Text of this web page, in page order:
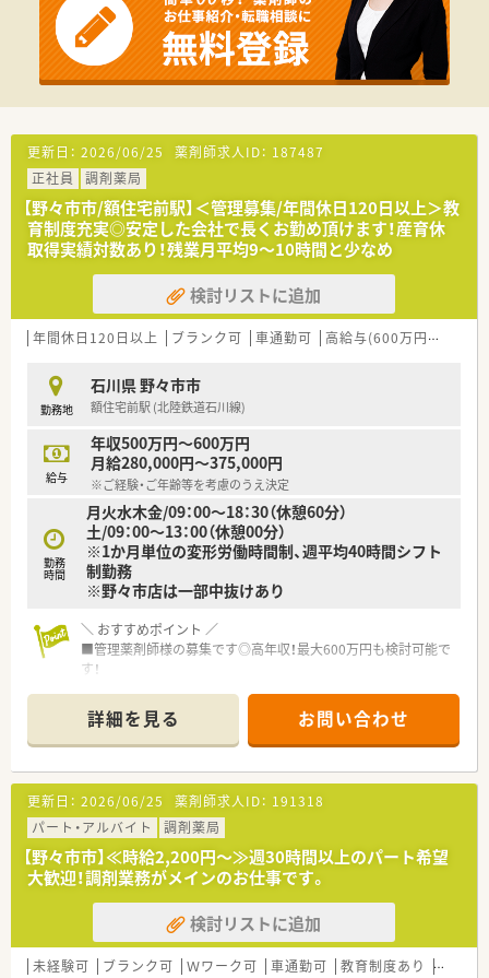
更新日： 2026/06/25 薬剤師求人ID： 187487
正社員
調剤薬局
【野々市市/額住宅前駅】＜管理募集/年間休日120日以上＞教
育制度充実◎安定した会社で長くお勤め頂けます！産育休
取得実績対数あり！残業月平均9～10時間と少なめ
検討リストに追加
年間休日120日以上 ブランク可 車通勤可 高給与(600万円以上)
勤務地
石川県 野々市市
額住宅前駅 (北陸鉄道石川線)
給与
年収500万円～600万円
月給280,000円～375,000円
※ご経験・ご年齢等を考慮のうえ決定
勤務
時間
月火水木金/09：00～18：30（休憩60分）
土/09：00～13：00（休憩00分）
※1か月単位の変形労働時間制、週平均40時間シフト
制勤務
※野々市店は一部中抜けあり
＼ おすすめポイント ／
■管理薬剤師様の募集です◎高年収！最大600万円も検討可能で
す！
いもプライベートも譲れない方におすすめです！
■異動は基本的にありません◎野々市で腰を据えて働きたい方
必見です。
■北陸に50店舗以上展開しておりますので、ご転居された場合
や通勤に時間がかかる際など、異動の希望も柔軟にご対応いただ
けます
＼ 薬局情報 ／
■北陸地方を中心に50店舗以上展開している、北陸地方で一番
大きな調剤専門薬局です！
■全薬局に電子薬歴、調剤監査装置を導入し、門前よっては全自
動分包機やPTPシート払出装置や水剤分注機などを積極的に導
入し、安全かつスピーディーな調剤をサポートしています！
■教育研修制度にも力を入れている会社です。社内定期勉強会
詳細を見る お問い合わせ
更新日： 2026/06/25 薬剤師求人ID： 191318
パート・アルバイト
調剤薬局
【野々市市】≪時給2,200円～≫週30時間以上のパート希望
大歓迎！調剤業務がメインのお仕事です。
検討リストに追加
未経験可 ブランク可 Ｗワーク可 車通勤可 教育制度あり 大手チ